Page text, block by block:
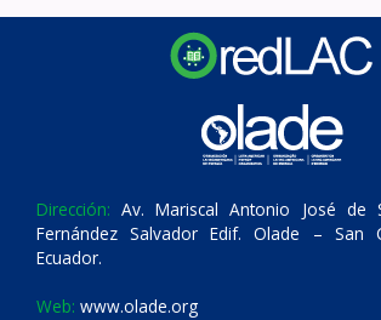
Dirección: Av. Mariscal Antonio José de
Fernández Salvador Edif. Olade – San
Ecuador.
Web: www.olade.org